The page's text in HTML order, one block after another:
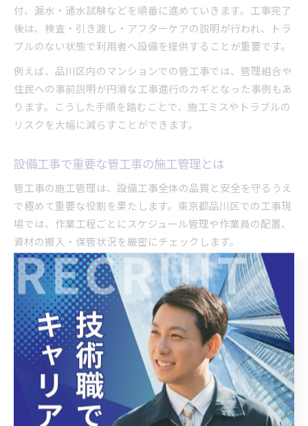
付、漏水・通水試験などを順番に進めていきます。工事完了
後は、検査・引き渡し・アフターケアの説明が行われ、トラ
ブルのない状態で利用者へ設備を提供することが重要です。
例えば、品川区内のマンションでの管工事では、管理組合や
住民への事前説明が円滑な工事進行のカギとなった事例もあ
ります。こうした手順を踏むことで、施工ミスやトラブルの
リスクを大幅に減らすことができます。
設備工事で重要な管工事の施工管理とは
管工事の施工管理は、設備工事全体の品質と安全を守るうえ
で極めて重要な役割を果たします。東京都品川区での工事現
場では、作業工程ごとにスケジュール管理や作業員の配置、
資材の搬入・保管状況を厳密にチェックします。
特に、配管の接続ミスや機器の設置不良は漏水や設備トラブ
ルの原因となるため、各工程での中間検査や最終チェックが
必須です。施工管理者は、現場での安全指導や進捗確認、関
係者とのコミュニケーションも担い、スムーズな工事進行に
寄与します。
たとえば、ビルの空調設備更新工事では、旧設備の撤去から
新設機器の運転試験までを一元管理し、トラブルを未然に防
いだ事例も見られます。施工管理を徹底することで、設備工
事の品質向上と安全確保が実現します。